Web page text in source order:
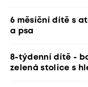
6 měsíční dítě s
a psa
8-týdenní dítě -
zelená stolice s